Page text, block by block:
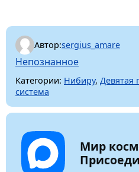
Автор:sergius_amare
Непознанное
Категории: Нибиру, Девятая
система
Мир